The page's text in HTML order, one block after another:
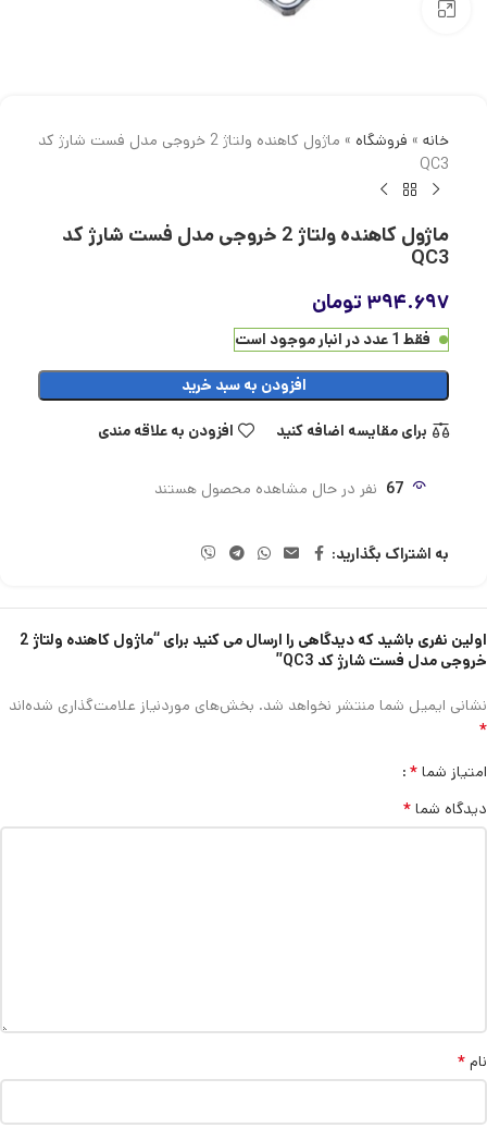
خانه » فروشگاه »
ماژول کاهنده ولتاژ 2 خروجی مدل فست شارژ کد
QC3
ماژول کاهنده ولتاژ 2 خروجی مدل فست شارژ کد
QC3
۳۹۴.۶۹۷ تومان
فقط 1 عدد در انبار موجود است
افزودن به سبد خرید
برای مقایسه اضافه کنید افزودن به علاقه مندی
67 نفر در حال مشاهده محصول هستند
به اشتراک بگذارید:
اولین نفری باشید که دیدگاهی را ارسال می کنید برای “ماژول کاهنده ولتاژ 2
خروجی مدل فست شارژ کد QC3”
نشانی ایمیل شما منتشر نخواهد شد. بخش‌های موردنیاز علامت‌گذاری شده‌اند
*
امتیاز شما *
دیدگاه شما *
نام *